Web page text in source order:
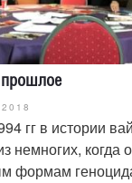
гг в истории
немногих, когда
формам